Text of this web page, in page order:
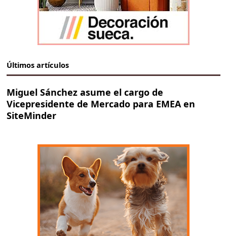
Últimos artículos
Miguel Sánchez asume el cargo de
Vicepresidente de Mercado para EMEA en
SiteMinder